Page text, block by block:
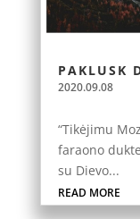
PAKLUSK
2020.09.08
“Tikėjimu
faraono
su Dievo...
READ MORE